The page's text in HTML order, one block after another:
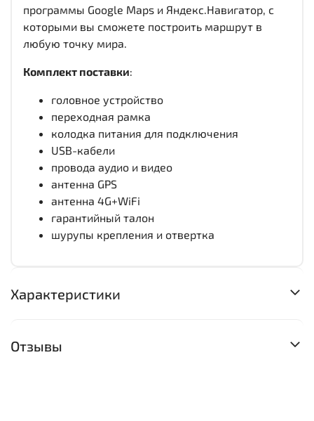
программы Google Maps и Яндекс.Навигатор, с
которыми вы сможете построить маршрут в
любую точку мира.
Комплект поставки:
головное устройство
переходная рамка
колодка питания для подключения
USB-кабели
провода аудио и видео
антенна GPS
антенна 4G+WiFi
гарантийный талон
шурупы крепления и отвертка
Характеристики
Отзывы